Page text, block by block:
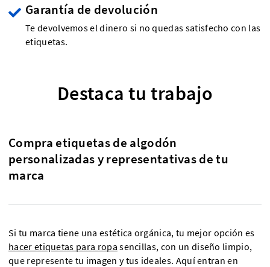
Garantía de devolución
Te devolvemos el dinero si no quedas satisfecho con las
etiquetas.
Destaca tu trabajo
Compra etiquetas de algodón
personalizadas y representativas de tu
marca
Si tu marca tiene una estética orgánica, tu mejor opción es
hacer etiquetas para ropa sencillas, con un diseño limpio,
que represente tu imagen y tus ideales. Aquí entran en